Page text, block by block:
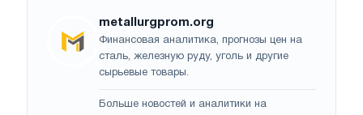
metallurgprom.org
Финансовая аналитика, прогнозы цен на
сталь, железную руду, уголь и другие
сырьевые товары.
Больше новостей и аналитики на